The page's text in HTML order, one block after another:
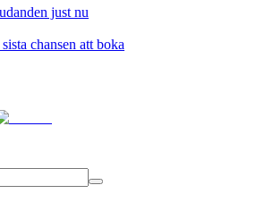
just nu
chansen att boka